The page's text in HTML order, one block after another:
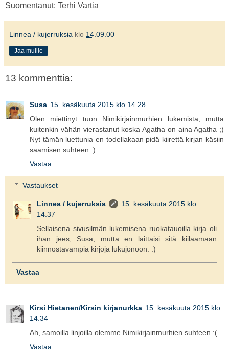
Suomentanut: Terhi Vartia
Linnea / kujerruksia klo 14.09.00
Jaa muille
13 kommenttia:
Susa 15. kesäkuuta 2015 klo 14.28
Olen miettinyt tuon Nimikirjainmurhien lukemista, mutta
kuitenkin vähän vierastanut koska Agatha on aina Agatha ;)
Nyt tämän luettunia en todellakaan pidä kiirettä kirjan käsiin
saamisen suhteen :)
Vastaa
Vastaukset
Linnea / kujerruksia
15. kesäkuuta 2015 klo
14.37
Sellaisena sivusilmän lukemisena ruokatauoilla kirja oli
ihan jees, Susa, mutta en laittaisi sitä kiilaamaan
kiinnostavampia kirjoja lukujonoon. :)
Vastaa
Kirsi Hietanen/Kirsin kirjanurkka 15. kesäkuuta 2015 klo
14.34
Ah, samoilla linjoilla olemme Nimikirjainmurhien suhteen :(
Vastaa